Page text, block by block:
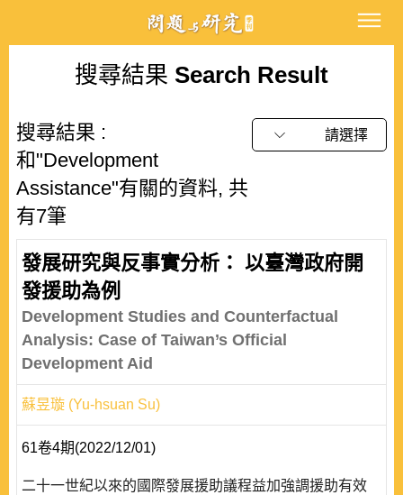
搜尋結果 Search Result
搜尋結果 :
和"Development
Assistance"有關的資料, 共
有7筆
請選擇
發展研究與反事實分析： 以臺灣政府開
發援助為例
Development Studies and Counterfactual
Analysis: Case of Taiwan’s Official
Development Aid
蘇昱璇 (Yu-hsuan Su)
61卷4期(2022/12/01)
二十一世紀以來的國際發展援助議程益加強調援助有效